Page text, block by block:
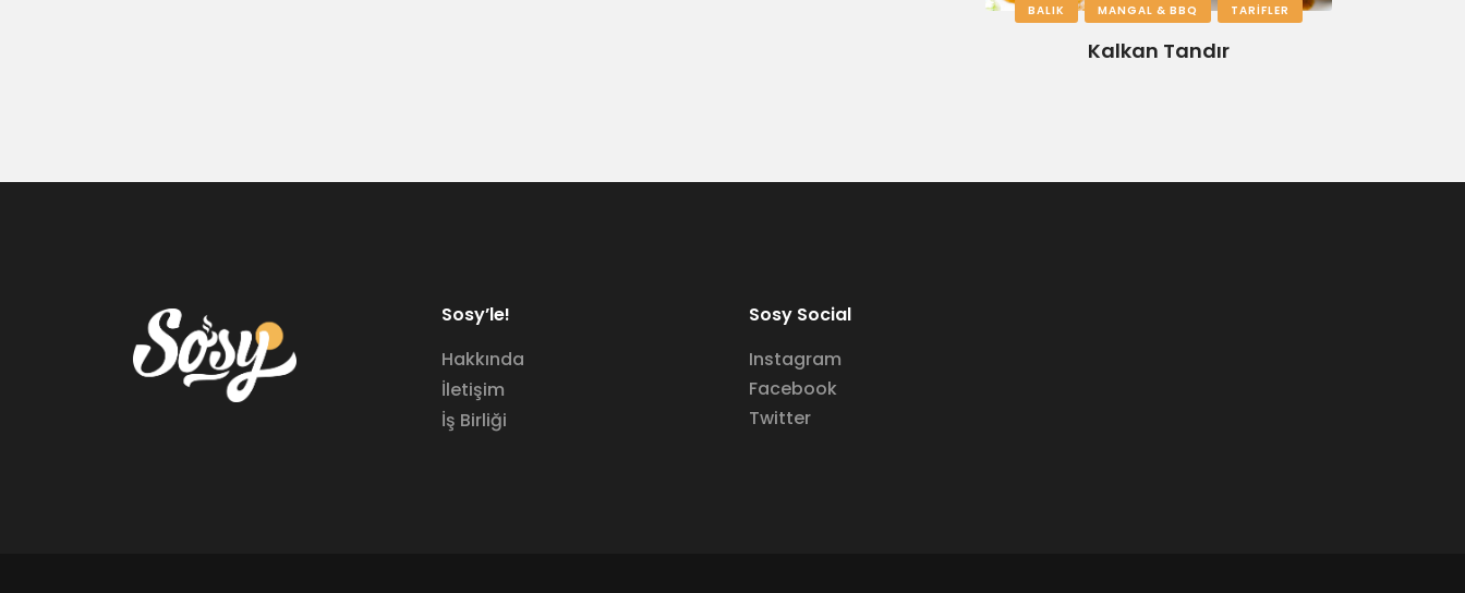
BALIK MANGAL & BBQ TARIFLER
Kalkan Tandır
Sosy’le!
Hakkında
İletişim
İş Birliği
Sosy Social
Instagram
Facebook
Twitter